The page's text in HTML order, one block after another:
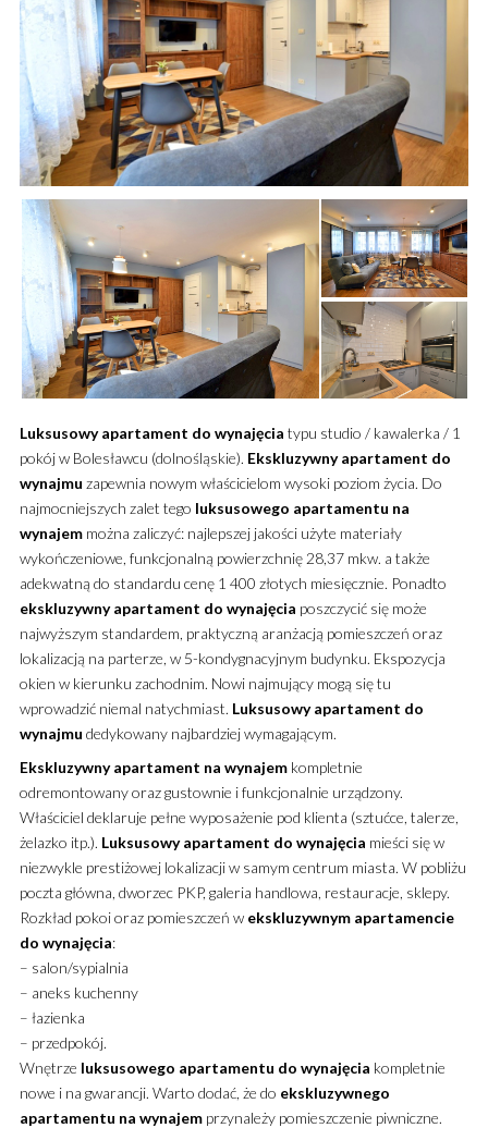
Luksusowy apartament do wynajęcia typu studio / kawalerka / 1
pokój w Bolesławcu (dolnośląskie). Ekskluzywny apartament do
wynajmu zapewnia nowym właścicielom wysoki poziom życia. Do
najmocniejszych zalet tego luksusowego apartamentu na
wynajemmożna zaliczyć: najlepszej jakości użyte materiały
wykończeniowe, funkcjonalną powierzchnię 28,37 mkw. a także
adekwatną do standardu cenę 1 400 złotych miesięcznie. Ponadto
ekskluzywny apartament do wynajęcia poszczycić się może
najwyższym standardem, praktyczną aranżacją pomieszczeń oraz
lokalizacją na parterze, w 5-kondygnacyjnym budynku. Ekspozycja
okien w kierunku zachodnim. Nowi najmujący mogą się tu
wprowadzić niemal natychmiast. Luksusowy apartament do
wynajmu dedykowany najbardziej wymagającym.
Ekskluzywny apartament na wynajemkompletnie
odremontowany oraz gustownie i funkcjonalnie urządzony.
Właściciel deklaruje pełne wyposażenie pod klienta (sztućce, talerze,
żelazko itp.). Luksusowy apartament do wynajęcia mieści się w
niezwykle prestiżowej lokalizacji w samym centrum miasta. W pobliżu
poczta główna, dworzec PKP, galeria handlowa, restauracje, sklepy.
Rozkład pokoi oraz pomieszczeń w ekskluzywnym apartamencie
do wynajęcia:
– salon/sypialnia
– aneks kuchenny
– łazienka
– przedpokój.
Wnętrze luksusowego apartamentu do wynajęcia kompletnie
nowe i na gwarancji. Warto dodać, że do ekskluzywnego
apartamentu na wynajemprzynależy pomieszczenie piwniczne.